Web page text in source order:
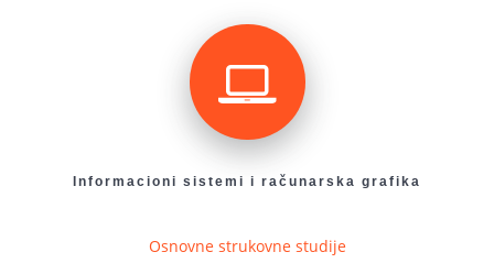
Informacioni sistemi i računarska grafika
Osnovne strukovne studije